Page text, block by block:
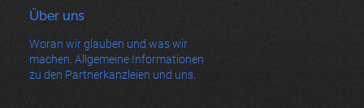
Über uns
Woran wir glauben und was wir
machen. Allgemeine Informationen
zu den Partnerkanzleien und uns.